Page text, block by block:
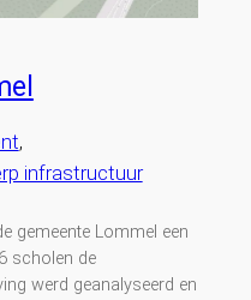
infrastructuur
gemeente Lommel een
scholen de
werd geanalyseerd en